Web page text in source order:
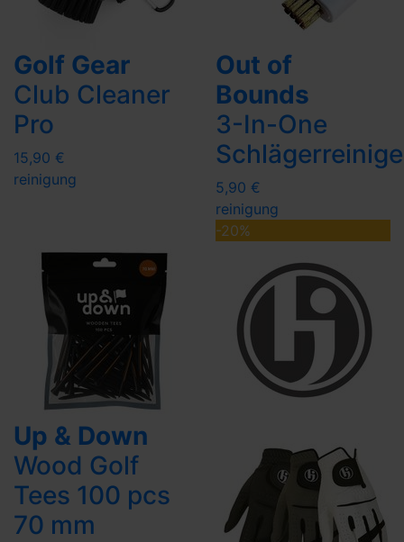
Golf Gear
Club Cleaner
Pro
15,90 €
reinigung
Out of
Bounds
3-In-One
5,90 €
reinigung
Up & Down
Wood Golf
Tees 100 pcs
70 mm
-20%